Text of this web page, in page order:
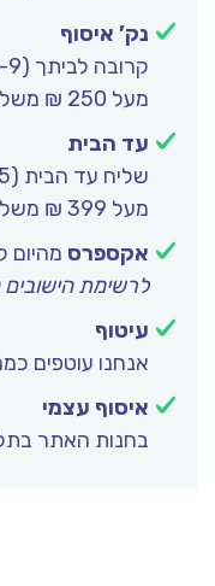
נק’ איסוף
מעל 250 ₪ משלוח חינם.
עד הבית
מעל 399 ₪ משלוח חינם.
אקספרס מהיום להיום (0-1
לרשימת
עיטוף
אנחנו עוטפים
איסוף עצמי
בחנות האתר בתל